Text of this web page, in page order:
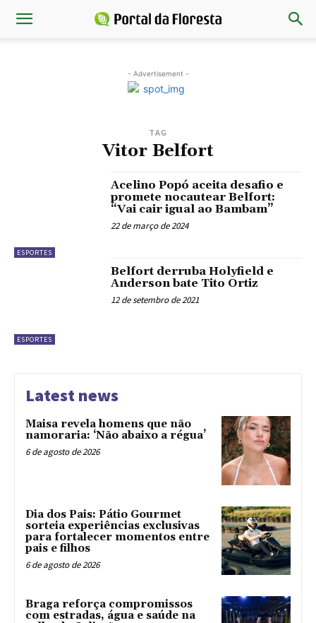
- Advertisement -
TAG
Vitor Belfort
ESPORTES
Acelino Popó aceita desafio e
promete nocautear Belfort:
“Vai cair igual ao Bambam”
22 de março de 2024
ESPORTES
Belfort derruba Holyfield e
Anderson bate Tito Ortiz
12 de setembro de 2021
Latest news
Maisa revela homens que não
namoraria: ‘Não abaixo a régua’
6 de agosto de 2026
Dia dos Pais: Pátio Gourmet
sorteia experiências exclusivas
para fortalecer momentos entre
pais e filhos
6 de agosto de 2026
Braga reforça compromissos
com estradas, água e saúde na